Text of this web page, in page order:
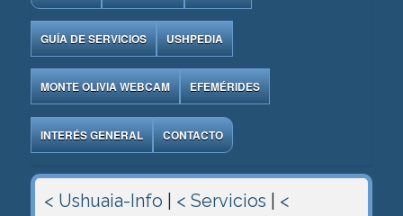
GUÍA DE SERVICIOS USHPEDIA
MONTE OLIVIA WEBCAM EFEMÉRIDES
INTERÉS GENERAL CONTACTO
< Ushuaia-Info < Servicios
<